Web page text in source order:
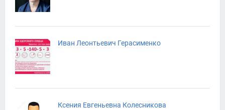
Иван Леонтьевич Герасименко
Ксения Евгеньевна Колесникова